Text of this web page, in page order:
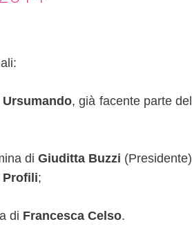
Ursumando, già facente parte del
di Giuditta Buzzi (Presidente)
Profili;
di Francesca Celso.